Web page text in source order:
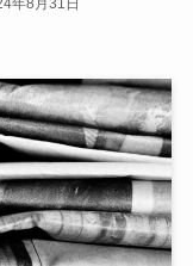
年8月31日